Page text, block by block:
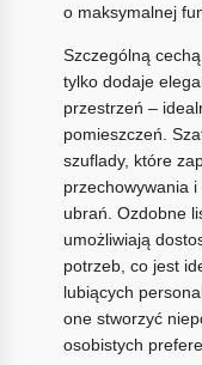
o maksymalnej
Szczególną
tylko dodaje
przestrzeń –
pomieszczeń.
szuflady, które
przechowywania
ubrań. Ozdobne
umożliwiają
potrzeb, co jest
lubiących
one stworzyć
osobistych